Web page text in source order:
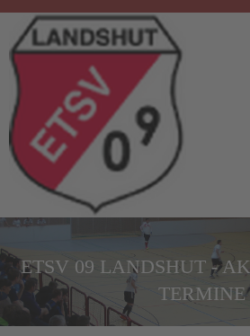
ETSV 09 LANDSHUT -
TERMINE